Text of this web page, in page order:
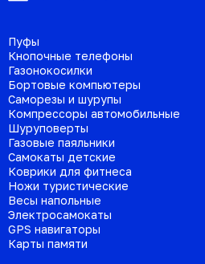
Пуфы
Кнопочные телефоны
Газонокосилки
Бортовые компьютеры
Саморезы и шурупы
Компрессоры автомобильные
Шуруповерты
Газовые паяльники
Самокаты детские
Коврики для фитнеса
Ножи туристические
Весы напольные
Электросамокаты
GPS навигаторы
Карты памяти